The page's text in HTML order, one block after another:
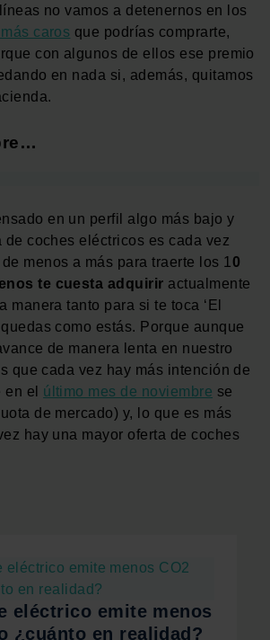
no vamos a detenernos en los
caros que podrías comprarte,
con algunos de ellos ese premio
en nada si, además, quitamos
en un perfil algo más bajo y
de coches eléctricos es cada vez
menos a más para traerte los 10
te cuesta adquirir actualmente
manera tanto para si te toca ‘El
quedas como estás. Porque aunque
de manera lenta en nuestro
que cada vez hay más intención de
en el último mes de noviembre se
de mercado) y, lo que es más
hay una mayor oferta de coches
eléctrico emite menos
¿cuánto en realidad?